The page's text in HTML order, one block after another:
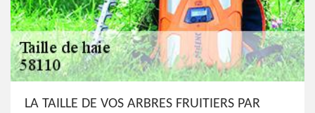
LA TAILLE DE VOS ARBRES FRUITIERS PAR